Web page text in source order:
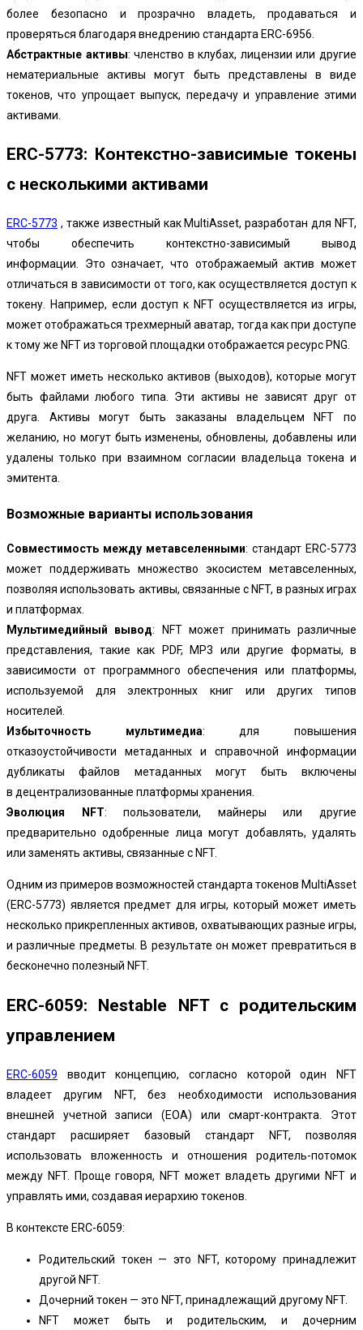
более безопасно и прозрачно владеть, продаваться и
проверяться благодаря внедрению стандарта ERC-6956.
Абстрактные активы: членство в клубах, лицензии или другие
нематериальные активы могут быть представлены в виде
токенов, что упрощает выпуск, передачу и управление этими
активами.
ERC-5773: Контекстно-зависимые токены
с несколькими активами
ERC-5773 , также известный как MultiAsset, разработан для NFT,
чтобы обеспечить контекстно-зависимый вывод
информации. Это означает, что отображаемый актив может
отличаться в зависимости от того, как осуществляется доступ к
токену. Например, если доступ к NFT осуществляется из игры,
может отображаться трехмерный аватар, тогда как при доступе
к тому же NFT из торговой площадки отображается ресурс PNG.
NFT может иметь несколько активов (выходов), которые могут
быть файлами любого типа. Эти активы не зависят друг от
друга. Активы могут быть заказаны владельцем NFT по
желанию, но могут быть изменены, обновлены, добавлены или
удалены только при взаимном согласии владельца токена и
эмитента.
Возможные варианты использования
Совместимость между метавселенными: стандарт ERC-5773
может поддерживать множество экосистем метавселенных,
позволяя использовать активы, связанные с NFT, в разных играх
и платформах.
Мультимедийный вывод: NFT может принимать различные
представления, такие как PDF, MP3 или другие форматы, в
зависимости от программного обеспечения или платформы,
используемой для электронных книг или других типов
носителей.
Избыточность мультимедиа: для повышения
отказоустойчивости метаданных и справочной информации
дубликаты файлов метаданных могут быть включены
в децентрализованные платформы хранения
Эволюция NFT: пользователи, майнеры или другие
предварительно одобренные лица могут добавлять, удалять
или заменять активы, связанные с NFT.
Одним из примеров возможностей стандарта токенов MultiAsset
(ERC-5773) является предмет для игры, который может иметь
несколько прикрепленных активов, охватывающих разные игры,
и различные предметы. В результате он может превратиться в
бесконечно полезный NFT.
ERC-6059: Nestable NFT с родительским
управлением
ERC-6059 вводит концепцию, согласно которой один NFT
владеет другим NFT, без необходимости использования
внешней учетной записи (EOA) или смарт-контракта. Этот
стандарт расширяет базовый стандарт NFT, позволяя
использовать вложенность и отношения родитель-потомок
между NFT. Проще говоря, NFT может владеть другими NFT и
управлять ими, создавая иерархию токенов.
В контексте ERC-6059:
Родительский токен — это NFT, которому принадлежит
другой NFT.
Дочерний токен — это NFT, принадлежащий другому NFT.
NFT может быть и родительским, и дочерним